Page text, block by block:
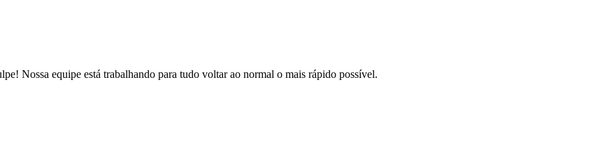
Nossa equipe está trabalhando para tudo voltar ao normal o mais rápido possível.